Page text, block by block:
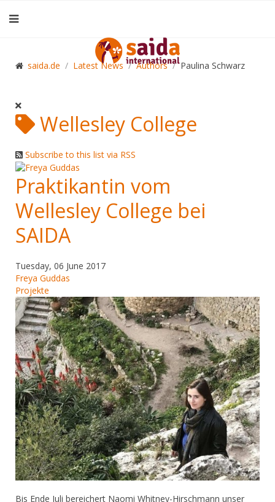
saida.de Latest News Authors Paulina Schwarz
Wellesley College
Subscribe to this list via RSS
Praktikantin vom
Wellesley College bei
SAIDA
Tuesday, 06 June 2017
Freya Guddas
Projekte
​Bis Ende Juli bereichert Naomi Whitney-Hirschmann unser